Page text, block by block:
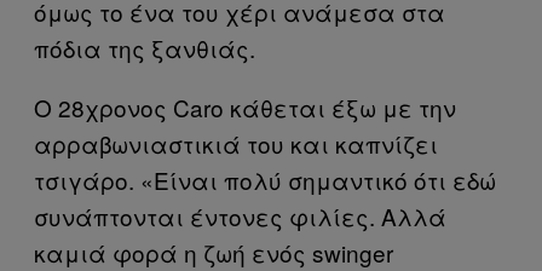
όμως το ένα του χέρι ανάμεσα στα
πόδια της ξανθιάς.
O 28χρονος Caro κάθεται έξω με την
αρραβωνιαστικιά του και καπνίζει
τσιγάρο. «Είναι πολύ σημαντικό ότι εδώ
συνάπτονται έντονες φιλίες. Αλλά
καμιά φορά η ζωή ενός swinger